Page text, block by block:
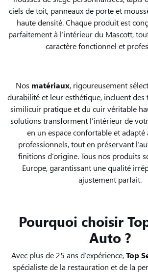
ciels de toit, panneaux de porte et
haute densité. Chaque produit est
parfaitement à l’intérieur du Mascott,
caractère fonctionnel et
Nos matériaux, rigoureusement
durabilité et leur esthétique, incluent des
similicuir pratique et du cuir véritable
solutions transforment l’intérieur de
en un espace confortable et adapté
professionnels, tout en préservant
finitions d’origine. Tous nos produits
Europe, garantissant une qualité
ajustement parfait.
Pourquoi choisir
Auto ?
Avec plus de 25 ans d’expérience,Top
spécialiste de la restauration et de la